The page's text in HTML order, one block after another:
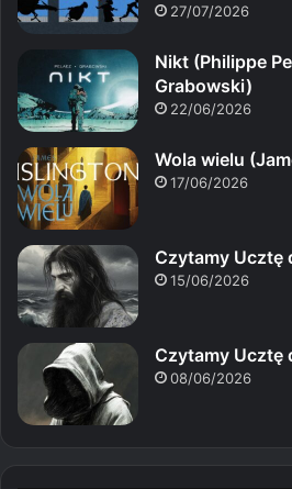
27/07/2026
Nikt (Philippe
Grabowski)
22/06/2026
Wola wielu
17/06/2026
Czytamy Ucztę
15/06/2026
Czytamy Ucztę
08/06/2026